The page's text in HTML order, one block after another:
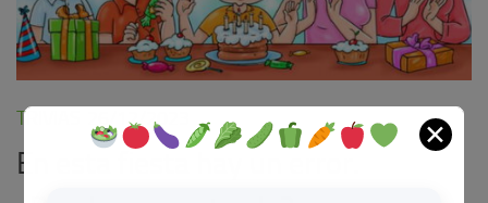
TRIVIAS 26/12/2023
En esta fiesta hay un error.
✕